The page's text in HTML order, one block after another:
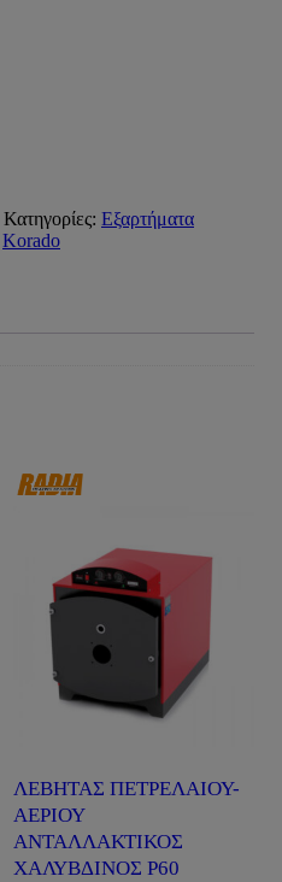
Κατηγορίες: Εξαρτήματα
Korado
ΛΕΒΗΤΑΣ ΠΕΤΡΕΛΑΙΟΥ-
ΑΕΡΙΟΥ
ΑΝΤΑΛΛΑΚΤΙΚΟΣ
ΧΑΛΥΒΔΙΝΟΣ P60